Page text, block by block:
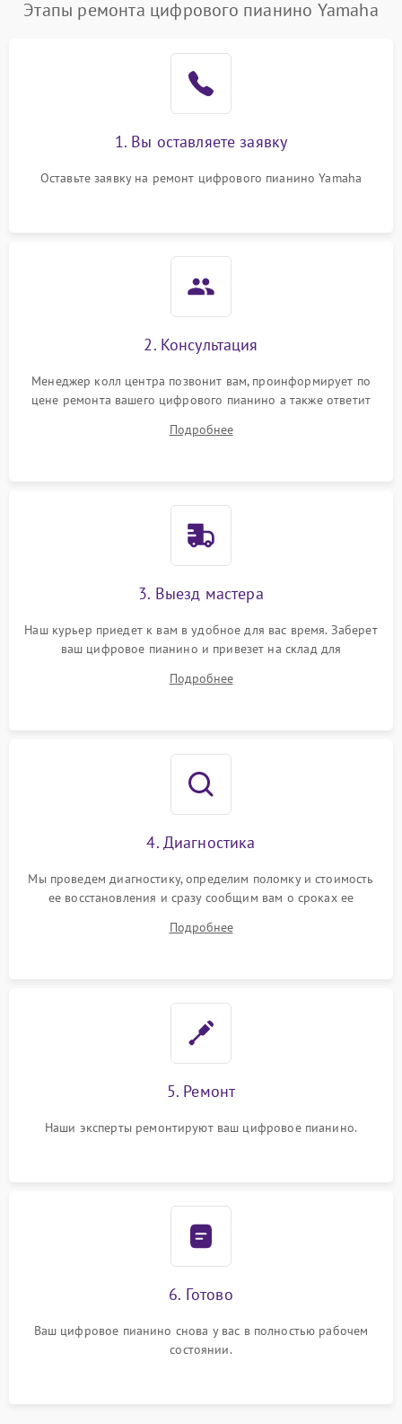
Этапы ремонта цифрового пианино Yamaha
1. Вы оставляете заявку
Оставьте заявку на ремонт цифрового пианино Yamaha
2. Консультация
Менеджер колл центра позвонит вам, проинформирует по
цене ремонта вашего цифрового пианино а также ответит
Подробнее
3. Выезд мастера
Наш курьер приедет к вам в удобное для вас время. Заберет
ваш цифровое пианино и привезет на склад для
Подробнее
4. Диагностика
Мы проведем диагностику, определим поломку и стоимость
ее восстановления и сразу сообщим вам о сроках ее
Подробнее
5. Ремонт
Наши эксперты ремонтируют ваш цифровое пианино.
6. Готово
Ваш цифровое пианино снова у вас в полностью рабочем
состоянии.